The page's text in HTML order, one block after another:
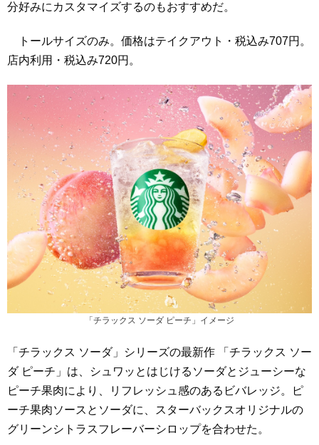
分好みにカスタマイズするのもおすすめだ。
トールサイズのみ。価格はテイクアウト・税込み707円。
店内利用・税込み720円。
「チラックス ソーダ ピーチ」イメージ
「チラックス ソーダ」シリーズの最新作 「チラックス ソー
ダ ピーチ」は、シュワッとはじけるソーダとジューシーな
ピーチ果肉により、リフレッシュ感のあるビバレッジ。ピ
ーチ果肉ソースとソーダに、スターバックスオリジナルの
グリーンシトラスフレーバーシロップを合わせた。